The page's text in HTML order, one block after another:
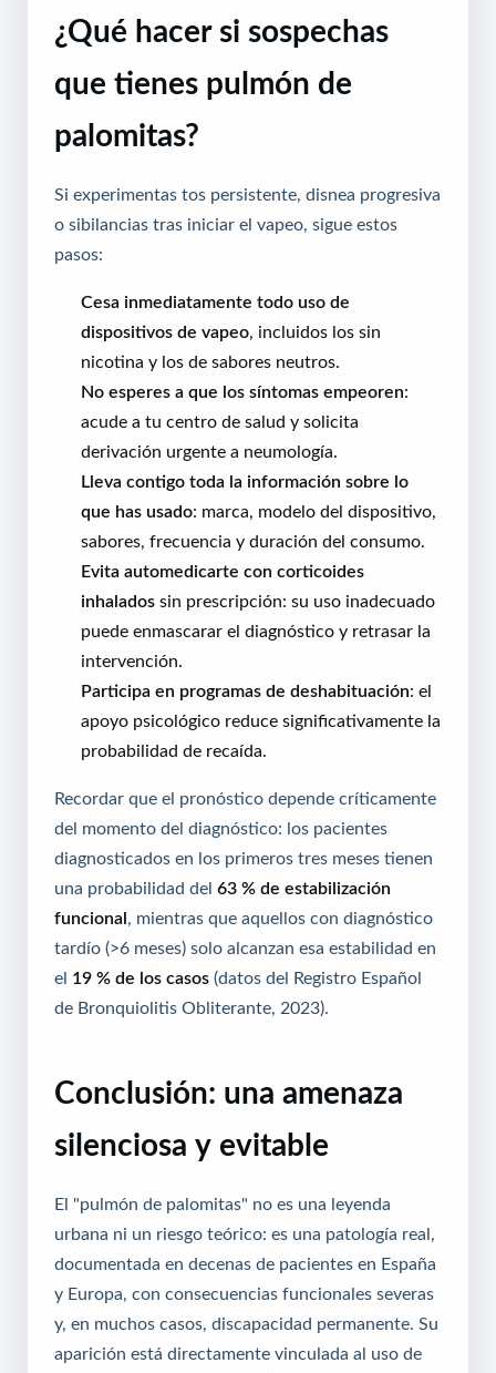
¿Qué hacer si sospechas
que tienes pulmón de
palomitas?
Si experimentas tos persistente, disnea progresiva
o sibilancias tras iniciar el vapeo, sigue estos
pasos:
Cesa inmediatamente todo uso de
dispositivos de vapeo , incluidos los sin
nicotina y los de sabores neutros.
No esperes a que los síntomas empeoren:
acude a tu centro de salud y solicita
derivación urgente a neumología.
Lleva contigo toda la información sobre lo
que has usado: marca, modelo del dispositivo,
sabores, frecuencia y duración del consumo.
Evita automedicarte con corticoides
inhalados sin prescripción: su uso inadecuado
puede enmascarar el diagnóstico y retrasar la
intervención.
Participa en programas de deshabituación: el
apoyo psicológico reduce significativamente la
probabilidad de recaída.
Recordar que el pronóstico depende críticamente
del momento del diagnóstico: los pacientes
diagnosticados en los primeros tres meses tienen
una probabilidad del 63 % de estabilización
funcional , mientras que aquellos con diagnóstico
tardío (>6 meses) solo alcanzan esa estabilidad en
el 19 % de los casos (datos del Registro Español
de Bronquiolitis Obliterante, 2023).
Conclusión: una amenaza
silenciosa y evitable
El "pulmón de palomitas" no es una leyenda
urbana ni un riesgo teórico: es una patología real,
documentada en decenas de pacientes en España
y Europa, con consecuencias funcionales severas
y, en muchos casos, discapacidad permanente. Su
aparición está directamente vinculada al uso de